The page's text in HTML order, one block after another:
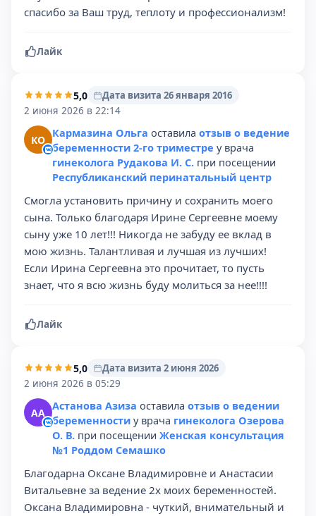
спасибо за Ваш труд, теплоту и профессионализм!
Лайк
5,0
Дата визита 26 января 2016
2 июня 2026 в 22:14
КО Кармазина Ольга оставила отзыв о ведение
беременности 2-го триместре у врача
гинеколога Рудакова И. С. при посещении
Республиканский перинатальный центр
Смогла установить причину и сохранить моего
сына. Только благодаря Ирине Сергеевне моему
сыну уже 10 лет!!! Никогда не забуду ее вклад в
мою жизнь. Талантливая и лучшая из лучших!
Если Ирина Сергеевна это прочитает, то пусть
знает, что я всю жизнь буду молиться за нее!!!!
Лайк
5,0
Дата визита 2 июня 2026
2 июня 2026 в 05:29
АА Астанова Азиза оставила отзыв о ведении
беременности у врача гинеколога Озерова
О. В. при посещении Женская консультация
№1 Роддом Семашко
Благодарна Оксане Владимировне и Анастасии
Витальевне за ведение 2х моих беременностей.
Оксана Владимировна - чуткий, внимательный и